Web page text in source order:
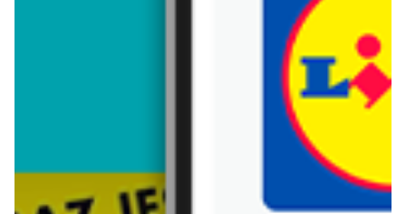
Trafiłeś na nieaktualną gazetkę
Zobacz aktualne gazetki Blix!